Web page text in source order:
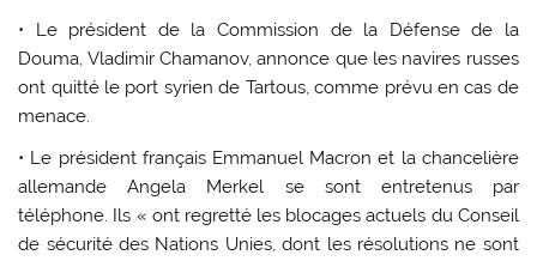
• Le président de la Commission de la Défense de la
Douma, Vladimir Chamanov, annonce que les navires russes
ont quitté le port syrien de Tartous, comme prévu en cas de
menace.
• Le président français Emmanuel Macron et la chancelière
allemande Angela Merkel se sont entretenus par
téléphone. Ils « ont regretté les blocages actuels du Conseil
de sécurité des Nations Unies, dont les résolutions ne sont